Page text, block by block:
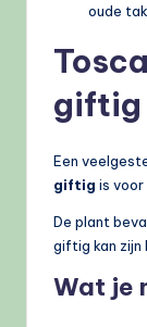
oude
giftig
Een
giftig is voor
De plant
giftig kan zijn
Wat je